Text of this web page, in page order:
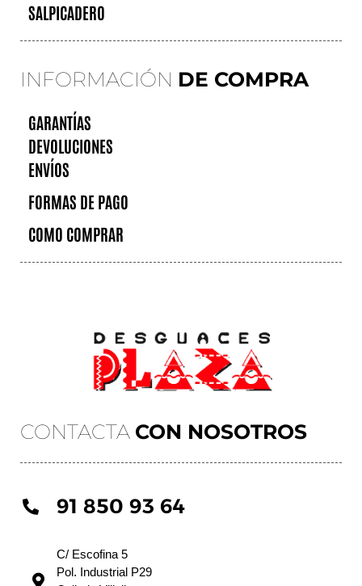
CONTACTA CON NOSOTROS
91 850 93 64
C/ Escofina 5
Pol. Industrial P29
SALPICADERO
INFORMACIÓN DE COMPRA
GARANTÍAS
DEVOLUCIONES
ENVÍOS
FORMAS DE PAGO
COMO COMPRAR